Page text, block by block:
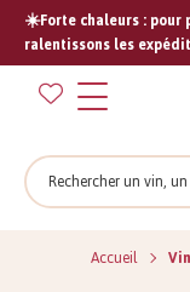
☀️Forte chaleurs : pour
ralentissons les
Rechercher
Accueil